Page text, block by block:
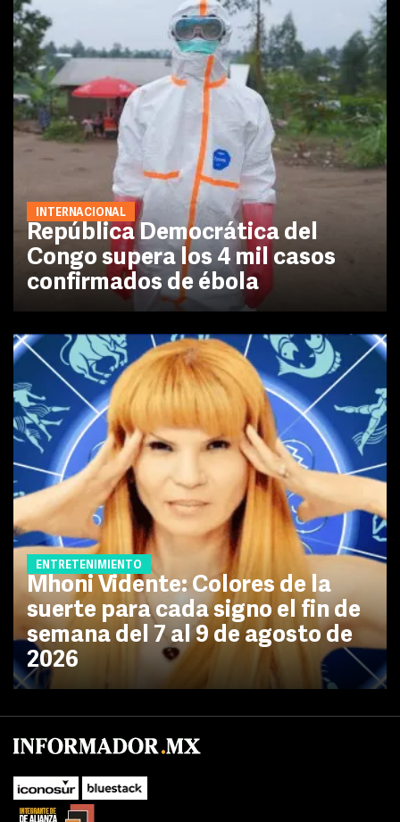
INTERNACIONAL
República Democrática del
Congo supera los 4 mil casos
confirmados de ébola
ENTRETENIMIENTO
Mhoni Vidente: Colores de la
suerte para cada signo el fin de
semana del 7 al 9 de agosto de
2026